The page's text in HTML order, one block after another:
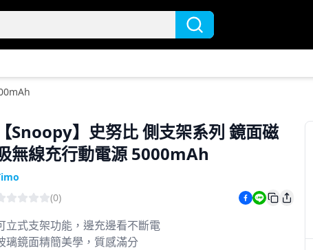
【Snoopy】史努比 側支架系列 鏡面磁
無線充行動電源 5000mAh
(0)
立式支架功能，邊充邊看不斷電
璃鏡面精簡美學，質感滿分